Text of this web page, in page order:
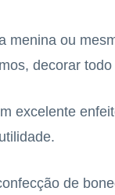
menina ou
decorar
excelente
de